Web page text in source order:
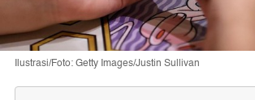
Ilustrasi/Foto: Getty Images/Justin Sullivan